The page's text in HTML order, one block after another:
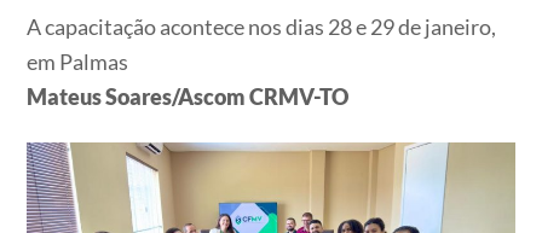
A capacitação acontece nos dias 28 e 29 de janeiro,
em Palmas
Mateus Soares/Ascom CRMV-TO